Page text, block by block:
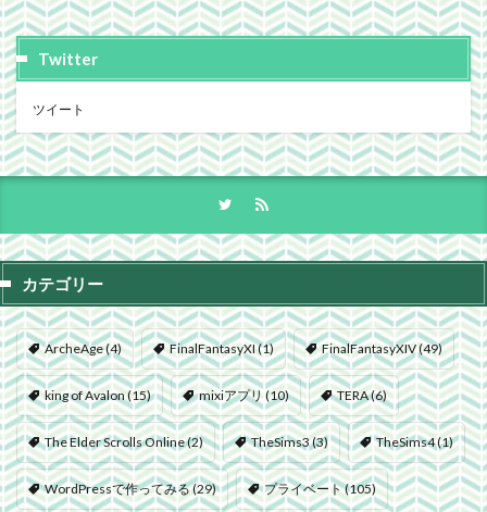
Twitter
ツイート
カテゴリー
ArcheAge(4) FinalFantasyXI(1) FinalFantasyXIV(49)
king of Avalon(15) mixiアプリ (10) TERA(6)
The Elder Scrolls Online(2) TheSims3(3) TheSims4(1)
WordPressで作ってみる(29) プライベート(105)